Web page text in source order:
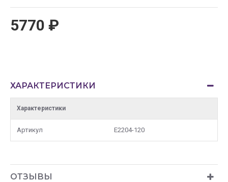
5770 ₽
ХАРАКТЕРИСТИКИ
Характеристики
Артикул E2204-120
ОТЗЫВЫ